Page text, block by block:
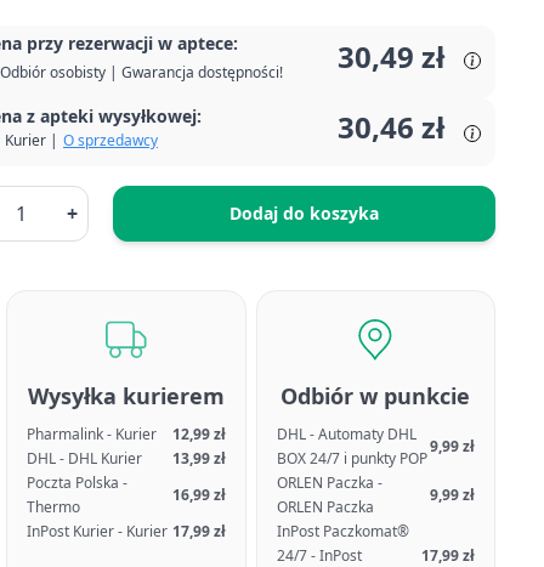
przy rezerwacji w aptece:
Odbiór osobisty | Gwarancja dostępności! 30,49 zł
z apteki wysyłkowej:
Kurier | O sprzedawcy 30,46 zł
+ Dodaj do koszyka
Wysyłka kurierem
Pharmalink - Kurier
12,99 zł
DHL - DHL Kurier
13,99 zł
Poczta Polska -
Thermo
16,99 zł
InPost Kurier - Kurier 17,99 zł
Odbiór w punkcie
DHL - Automaty DHL
BOX 24/7 i punkty POP
9,99 zł
ORLEN Paczka -
ORLEN Paczka
9,99 zł
InPost Paczkomat®
24/7 - InPost
17,99 zł